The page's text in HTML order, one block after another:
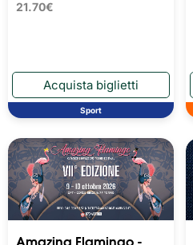
21.70€
Sport
Amazing Flamingo -